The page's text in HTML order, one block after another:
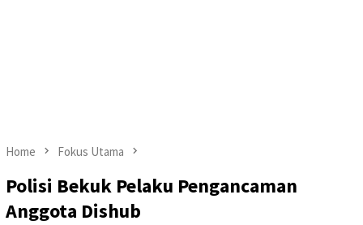
Home Fokus Utama
Polisi Bekuk Pelaku Pengancaman
Anggota Dishub